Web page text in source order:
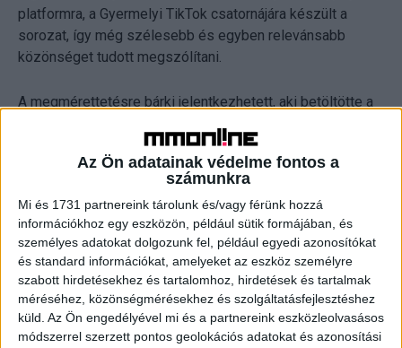
Az Ön adatainak védelme fontos a
számunkra
Mi és 1731 partnereink tárolunk és/vagy férünk hozzá
információkhoz egy eszközön, például sütik formájában, és
személyes adatokat dolgozunk fel, például egyedi azonosítókat
és standard információkat, amelyeket az eszköz személyre
szabott hirdetésekhez és tartalomhoz, hirdetések és tartalmak
méréséhez, közönségmérésekhez és szolgáltatásfejlesztéshez
küld. Az Ön engedélyével mi és a partnereink eszközleolvasásos
módszerrel szerzett pontos geolokációs adatokat és azonosítási
platformra, a Gyermelyi TikTok csatornájára készült a
sorozat, így még szélesebb és egyben relevánsabb
közönséget tudott megszólítani.
A megmérettetésre bárki jelentkezhetett, aki betöltötte a
TikTokon. Összesen 27 tehetséges jelentkező adta be
pályázatát, akik közül a zsűri választotta ki a 4 döntőst.
Velük forgatták le az összesen 16 részes sorozatot,
amelyből minden versenyzőnek 4 epizódja került fel a
Gyermelyi csatornájára.
A verseny során a négy döntősnek számos kihívással
kellett szembenéznie, melyek között a saját recept
elkészítése közben különféle nehezítések és más
versenyzők epizódjaiban való segítségnyújtás is